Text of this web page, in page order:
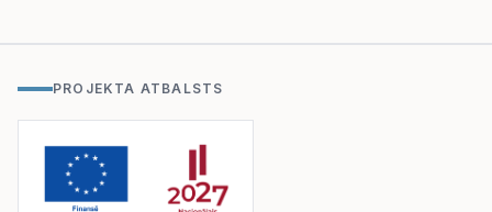
PROJEKTA ATBALSTS